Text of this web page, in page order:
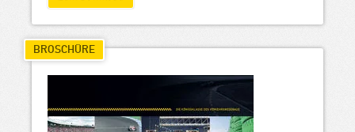
BROSCHÜRE